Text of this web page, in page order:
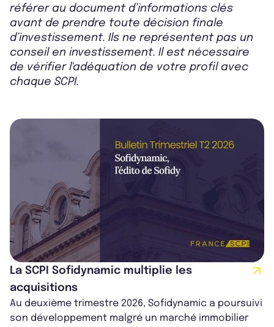
référer au document d’informations clés
avant de prendre toute décision finale
d’investissement. Ils ne représentent pas un
conseil en investissement. Il est nécessaire
de vérifier l'adéquation de votre profil avec
chaque SCPI.
La SCPI Sofidynamic multiplie les
acquisitions
Au deuxième trimestre 2026, Sofidynamic a poursuivi
son développement malgré un marché immobilier